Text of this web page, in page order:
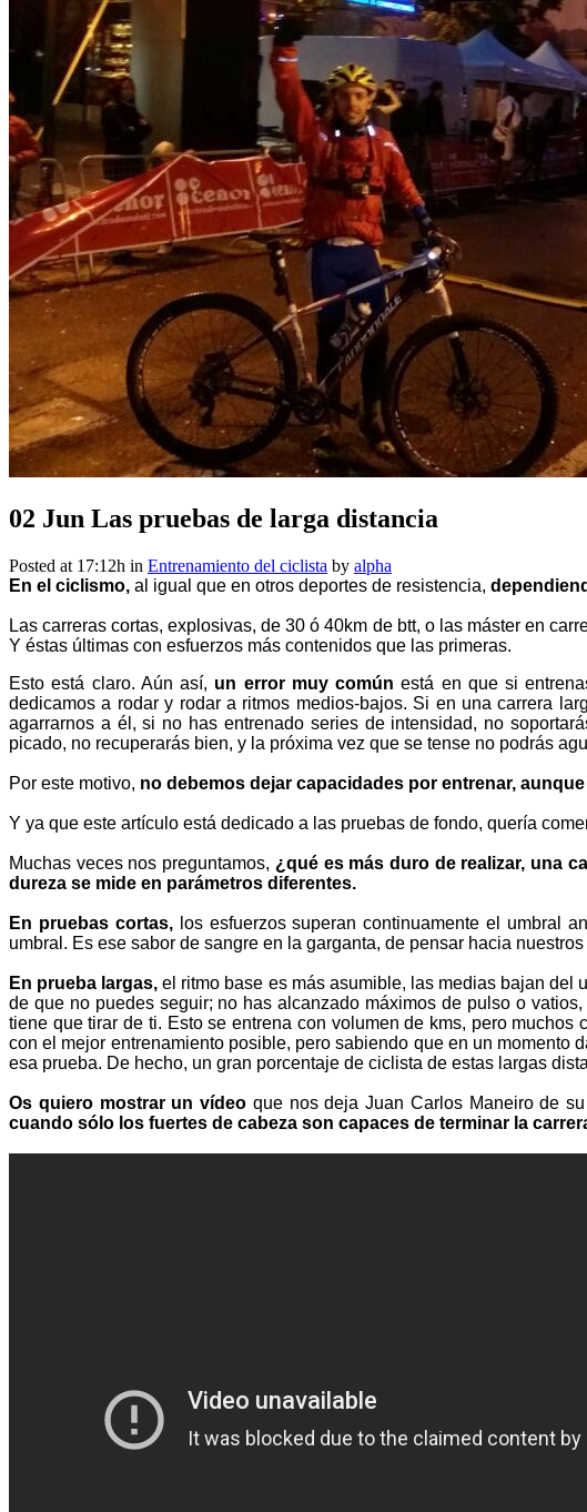
Las pruebas de larga distancia
02 Jun Las pruebas de larga distancia
Posted at 17:12h in Entrenamiento del ciclista by alpha
En el ciclismo, al igual que en otros deportes de resistencia,
Las carreras cortas, explosivas, de 30 ó 40km de btt, o las máster en
Y éstas últimas con esfuerzos más contenidos que las primeras.
Esto está claro. Aún así, un error muy común está en que si
dedicamos a rodar y rodar a ritmos medios-bajos. Si en una carrera
agarrarnos a él, si no has entrenado series de intensidad, no
picado, no recuperarás bien, y la próxima vez que se tense no podrás
Por este motivo, no debemos dejar capacidades por entrenar,
Y ya que este artículo está dedicado a las pruebas de fondo, quería
Muchas veces nos preguntamos, ¿qué es más duro de realizar, una
dureza se mide en parámetros diferentes.
En pruebas cortas,los esfuerzos superan continuamente el umbral
umbral. Es ese sabor de sangre en la garganta, de pensar hacia
En prueba largas, el ritmo base es más asumible, las medias bajan del
de que no puedes seguir; no has alcanzado máximos de pulso o
tiene que tirar de ti. Esto se entrena con volumen de kms, pero
con el mejor entrenamiento posible, pero sabiendo que en un momento
esa prueba. De hecho, un gran porcentaje de ciclista de estas largas
Os quiero mostrar un vídeo que nos deja Juan Carlos Maneiro de
cuando sólo los fuertes de cabeza son capaces de terminar la